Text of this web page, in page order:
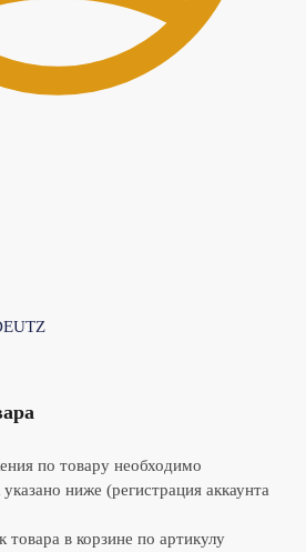
по товару необходимо
ниже (регистрация аккаунта
в корзине по артикулу